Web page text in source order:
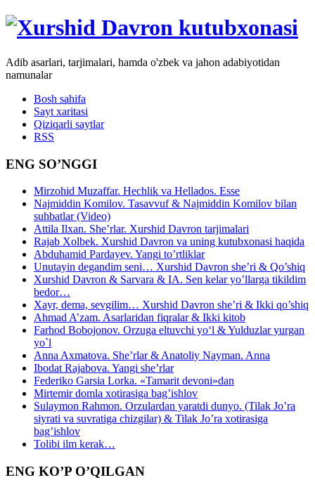
Adib asarlari, tarjimalari, hamda o'zbek va jahon adabiyotidan
namunalar
Bosh sahifa
Sayt xaritasi
Qiziqarli saytlar
RSS
ENG SO’NGGI
Mirzohid Muzaffar. Hechlik va Hellados. Esse
Najmiddin Komilov. Tasavvuf & Najmiddin Komilov bilan
suhbatlar (Video)
Attila Ilxan. She’rlar. Xurshid Davron tarjimalari
Rajab Xolbek. Xurshid Davron va uning kutubxonasi haqida
Abduhamid Pardayev. Yangi to’rtliklar
Unutayin degandim seni… Xurshid Davron she’ri & Qo’shiq
Xurshid Davron & Sarvara & IA. Sen kelar yo’llarga tikildim
bedor…
Xayr, dema, sevgilim… Xurshid Davron she’ri & Ikki qo’shiq
Ahmad A’zam. Asarlaridan fiqralar & Ikki kitob
Farhod Bobojonov. Orzuga eltuvchi yo‘l & Yulduzlar yurgan
yo`l
Anna Axmatova. She’rlar & Anatoliy Nayman. Anna
Ibodat Rajabova. Yangi she’rlar
Federiko Garsia Lorka. «Tamarit devoni»dan
Mirtemir domla xotirasiga bag’ishlov
Sulaymon Rahmon. Orzulardan yaratdi dunyo. (Tilak Jo’ra
siyrati va suvratiga chizgilar) & Tilak Jo’ra xotirasiga
bag’ishlov
Tolibi ilm kerak…
ENG KO’P O’QILGAN